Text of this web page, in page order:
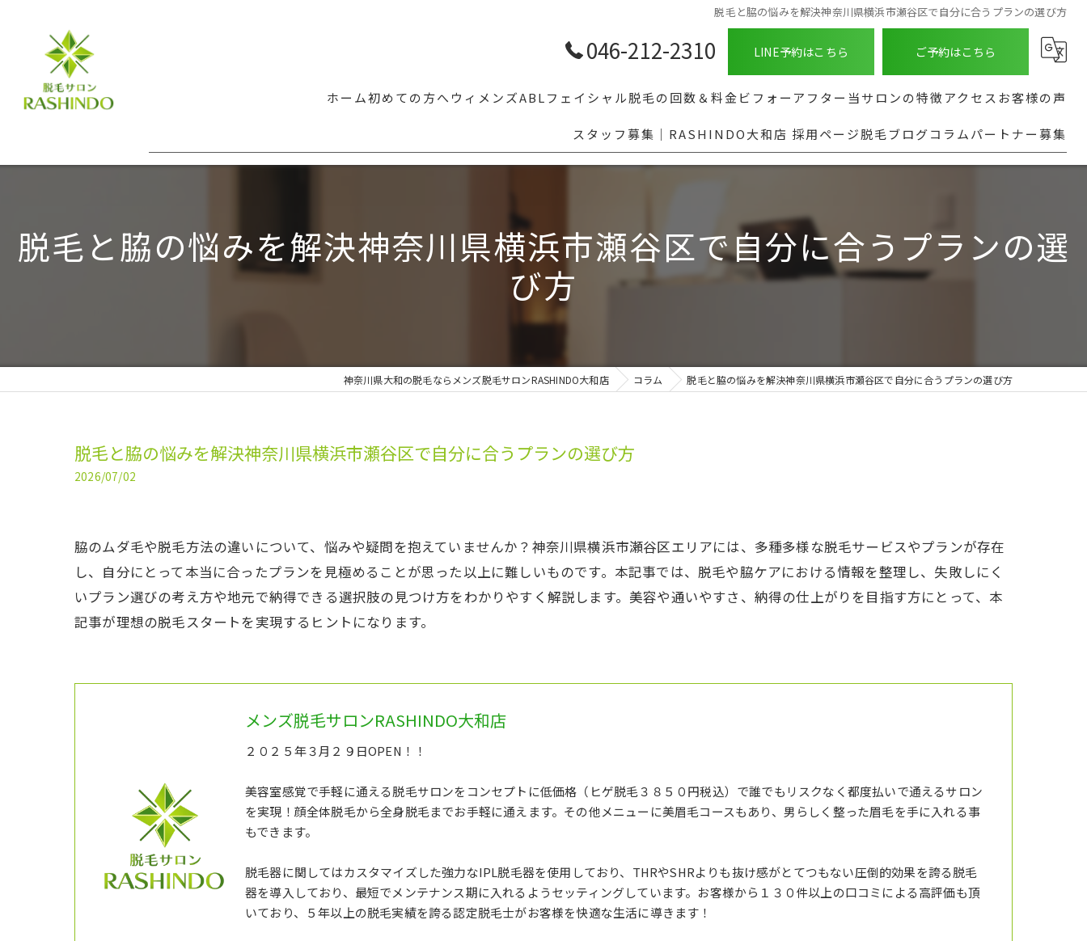
脱毛と脇の悩みを解決神奈川県横浜市瀬谷区で自分に合うプランの選び方
046-212-2310 LINE予約はこちら ご予約はこちら
ホーム初めての方へ
【学割10%OFF】学生メンズ脱毛｜体育・部活前のムダ毛対策ならRASHINDO大和店
眉毛スタイリング
福利厚生でお得にメンズ脱毛｜ベネフィットステーション対応
ウィメンズABLフェイシャル脱毛の回数＆料金
人気脱毛部位5種
ビフォーアフター 当サロンの特徴
髭
全身
アクセス お客様の声
よくある質問
スタッフ募集｜RASHINDO大和店 採用ページ脱毛ブログコラムパートナー募集
脱毛と脇の悩みを解決神奈川県横浜市瀬谷区で自分に合うプランの選
び方
神奈川県大和の脱毛ならメンズ脱毛サロンRASHINDO大和店 コラム 脱毛と脇の悩みを解決神奈川県横浜市瀬谷区で自分に合うプランの選び方
脱毛と脇の悩みを解決神奈川県横浜市瀬谷区で自分に合うプランの選び方
2026/07/02
脇のムダ毛や脱毛方法の違いについて、悩みや疑問を抱えていませんか？神奈川県横浜市瀬谷区エリアには、多種多様な脱毛サービスやプランが存在
し、自分にとって本当に合ったプランを見極めることが思った以上に難しいものです。本記事では、脱毛や脇ケアにおける情報を整理し、失敗しにく
いプラン選びの考え方や地元で納得できる選択肢の見つけ方をわかりやすく解説します。美容や通いやすさ、納得の仕上がりを目指す方にとって、本
記事が理想の脱毛スタートを実現するヒントになります。
メンズ脱毛サロンRASHINDO大和店
２０２５年３月２９日OPEN！！
美容室感覚で手軽に通える脱毛サロンをコンセプトに低価格（ヒゲ脱毛３８５０円税込）で誰でもリスクなく都度払いで通えるサロン
を実現！顔全体脱毛から全身脱毛までお手軽に通えます。その他メニューに美眉毛コースもあり、男らしく整った眉毛を手に入れる事
もできます。
脱毛器に関してはカスタマイズした強力なIPL脱毛器を使用しており、THRやSHRよりも抜け感がとてつもない圧倒的効果を誇る脱毛
器を導入しており、最短でメンテナンス期に入れるようセッティングしています。お客様から１３０件以上の口コミによる高評価も頂
いており、５年以上の脱毛実績を誇る認定脱毛士がお客様を快適な生活に導きます！